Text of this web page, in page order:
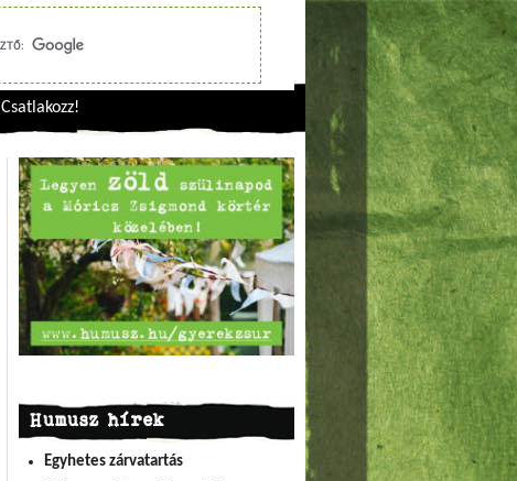
Csatlakozz!
Humusz hírek
Egyhetes zárvatartás